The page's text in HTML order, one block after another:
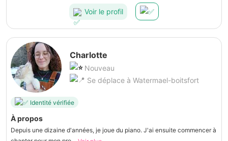
Voir le profil
Charlotte
Nouveau
Se déplace à Watermael-boitsfort
Identité vérifiée
À propos
Depuis une dizaine d'années, je joue du piano. J'ai ensuite commencer à